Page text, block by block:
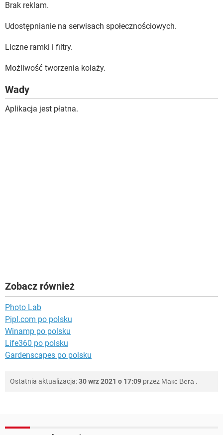
Brak reklam.
Udostępnianie na serwisach społecznościowych.
Liczne ramki i filtry.
Możliwość tworzenia kolaży.
Wady
Aplikacja jest płatna.
Zobacz również
Photo Lab
Pipl.com po polsku
Winamp po polsku
Life360 po polsku
Gardenscapes po polsku
Ostatnia aktualizacja:30 wrz 2021 o 17:09 przez Макс Вега .